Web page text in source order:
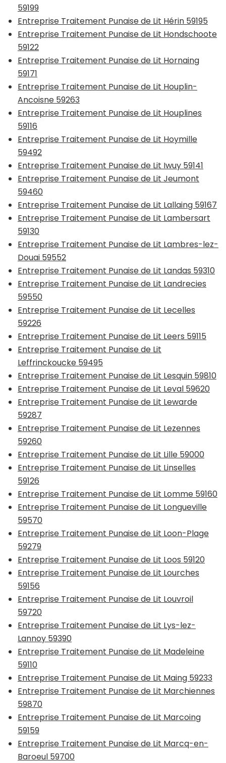
59199
Entreprise Traitement Punaise de Lit Hérin 59195
Entreprise Traitement Punaise de Lit Hondschoote
59122
Entreprise Traitement Punaise de Lit Hornaing
59171
Entreprise Traitement Punaise de Lit Houplin-
Ancoisne 59263
Entreprise Traitement Punaise de Lit Houplines
59116
Entreprise Traitement Punaise de Lit Hoymille
59492
Entreprise Traitement Punaise de Lit Iwuy 59141
Entreprise Traitement Punaise de Lit Jeumont
59460
Entreprise Traitement Punaise de Lit Lallaing 59167
Entreprise Traitement Punaise de Lit Lambersart
59130
Entreprise Traitement Punaise de Lit Lambres-lez-
Douai 59552
Entreprise Traitement Punaise de Lit Landas 59310
Entreprise Traitement Punaise de Lit Landrecies
59550
Entreprise Traitement Punaise de Lit Lecelles
59226
Entreprise Traitement Punaise de Lit Leers 59115
Entreprise Traitement Punaise de Lit
Leffrinckoucke 59495
Entreprise Traitement Punaise de Lit Lesquin 59810
Entreprise Traitement Punaise de Lit Leval 59620
Entreprise Traitement Punaise de Lit Lewarde
59287
Entreprise Traitement Punaise de Lit Lezennes
59260
Entreprise Traitement Punaise de Lit Lille 59000
Entreprise Traitement Punaise de Lit Linselles
59126
Entreprise Traitement Punaise de Lit Lomme 59160
Entreprise Traitement Punaise de Lit Longueville
59570
Entreprise Traitement Punaise de Lit Loon-Plage
59279
Entreprise Traitement Punaise de Lit Loos 59120
Entreprise Traitement Punaise de Lit Lourches
59156
Entreprise Traitement Punaise de Lit Louvroil
59720
Entreprise Traitement Punaise de Lit Lys-lez-
Lannoy 59390
Entreprise Traitement Punaise de Lit Madeleine
59110
Entreprise Traitement Punaise de Lit Maing 59233
Entreprise Traitement Punaise de Lit Marchiennes
59870
Entreprise Traitement Punaise de Lit Marcoing
59159
Entreprise Traitement Punaise de Lit Marcq-en-
Baroeul 59700